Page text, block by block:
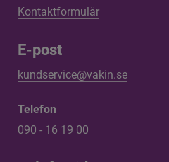
Kontaktformulär
E-post
kundservice@vakin.se
Telefon
090 - 16 19 00